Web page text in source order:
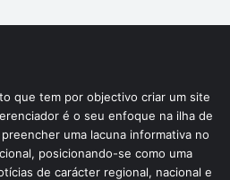
que tem por objectivo criar um site
é o seu enfoque na ilha de
uma lacuna informativa no
posicionando-se como uma
de carácter regional, nacional e